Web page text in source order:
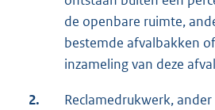
de openbare ruimte,
bestemde afvalbakken
inzameling van deze
2.
Reclamedrukwerk,